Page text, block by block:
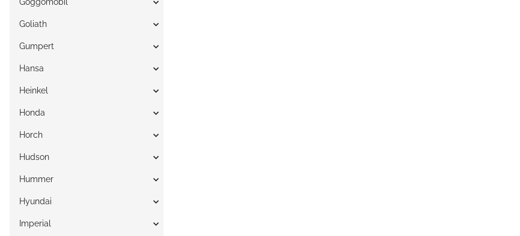
Goliath
Gumpert
Hansa
Heinkel
Honda
Horch
Hudson
Hummer
Hyundai
Imperial